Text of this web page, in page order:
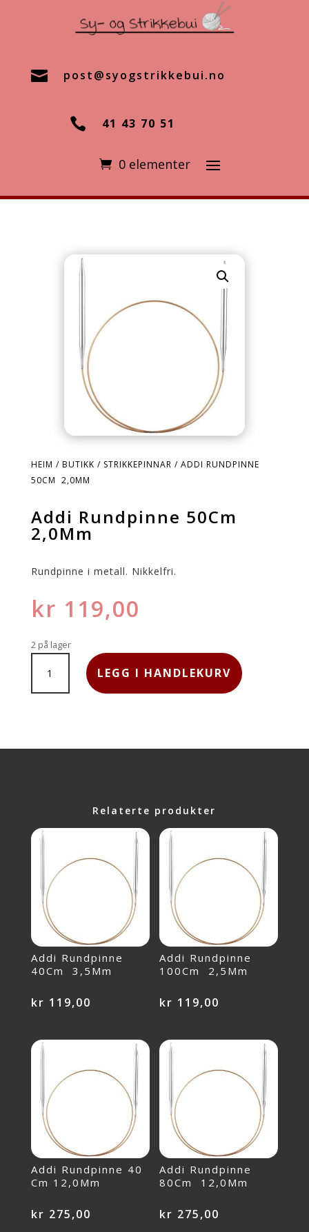
 post@syogstrikkebui.no
 41 43 70 51
0 elementer
HEIM / BUTIKK / STRIKKEPINNAR / ADDI RUNDPINNE
50CM 2,0MM
Addi Rundpinne 50Cm
2,0Mm
Rundpinne i metall. Nikkelfri.
kr 119,00
2 på lager
RUNDPINNE
50CM
LEGG I HANDLEKURV
Relaterte produkter
Addi Rundpinne
40Cm 3,5Mm
kr 119,00
Addi Rundpinne
100Cm 2,5Mm
kr 119,00
Addi Rundpinne 40
Cm 12,0Mm
kr 275,00
Addi Rundpinne
80Cm 12,0Mm
kr 275,00